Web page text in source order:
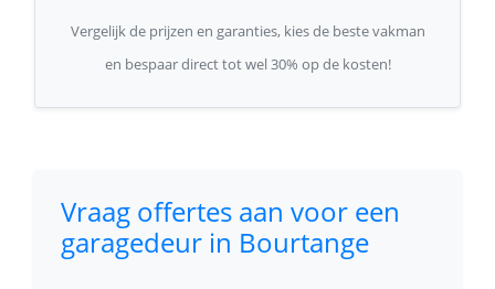
Vergelijk de prijzen en garanties, kies de beste vakman
en bespaar direct tot wel 30% op de kosten!
Vraag offertes aan voor een
garagedeur in Bourtange